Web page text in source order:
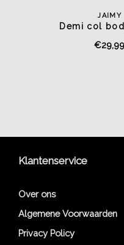
JAIMY
Demi col
€29,99
Klantenservice
Over ons
Algemene Voorwaarden
Privacy Policy